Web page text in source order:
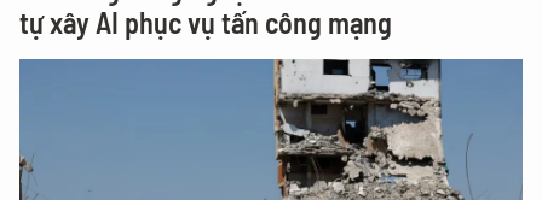
tự xây AI phục vụ tấn công mạng